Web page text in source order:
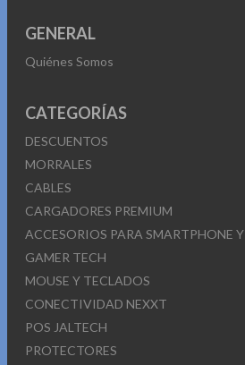
GENERAL
Quiénes Somos
CATEGORÍAS
DESCUENTOS
MORRALES
CABLES
CARGADORES PREMIUM
ACCESORIOS PARA SMARTPHONE
GAMER TECH
MOUSE Y TECLADOS
CONECTIVIDAD NEXXT
POS JALTECH
PROTECTORES